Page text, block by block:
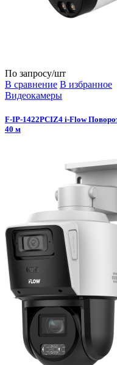
По запросу/шт
В сравнение В избранное
Видеокамеры
F-IP-1422PCIZ4 i-Flow
40 м